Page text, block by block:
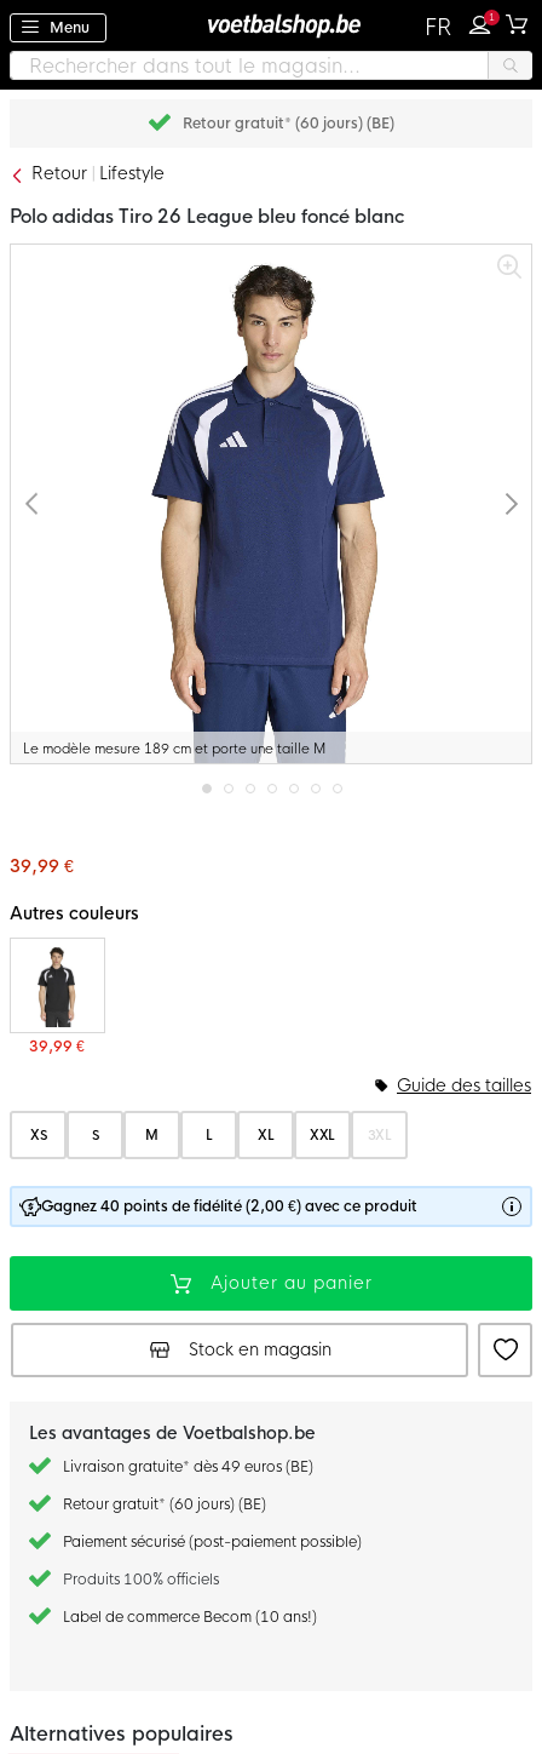
Menu FR 1
Retour gratuit* (60 jours) (BE)
Retour Lifestyle
Le modèle mesure 189 cm et porte une taille M
de
Galerie
Polo adidas Tiro 26 League bleu foncé blanc
39,99 €
Autres couleurs
39,99 €
XS S M L XL XXL 3XL
Guide des tailles
Gagnez 40 points de fidélité (2,00 €) avec ce produit
Ajouter au panier
Stock en magasin
Les avantages de Voetbalshop.be
Livraison gratuite* dès 49 euros (BE)
Retour gratuit* (60 jours) (BE)
Paiement sécurisé (post-paiement possible)
Produits 100% officiels
Label de commerce Becom (10 ans!)
Alternatives populaires